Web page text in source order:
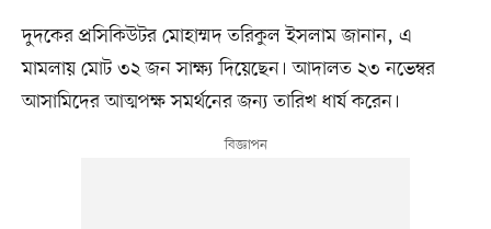
দুদকের প্রসিকিউটর মোহাম্মদ তরিকুল ইসলাম জানান, এ
মামলায় মোট ৩২ জন সাক্ষ্য দিয়েছেন। আদালত ২৩ নভেম্বর
আসামিদের আত্মপক্ষ সমর্থনের জন্য তারিখ ধার্য করেন।